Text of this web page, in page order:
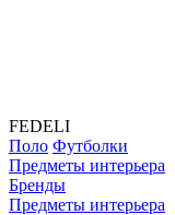
FEDELI
Поло Футболки
Предметы интерьера
Бренды
Предметы интерьера